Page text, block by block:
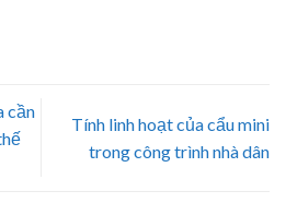
cần
Tính linh hoạt của cẩu mini
trong công trình nhà dân